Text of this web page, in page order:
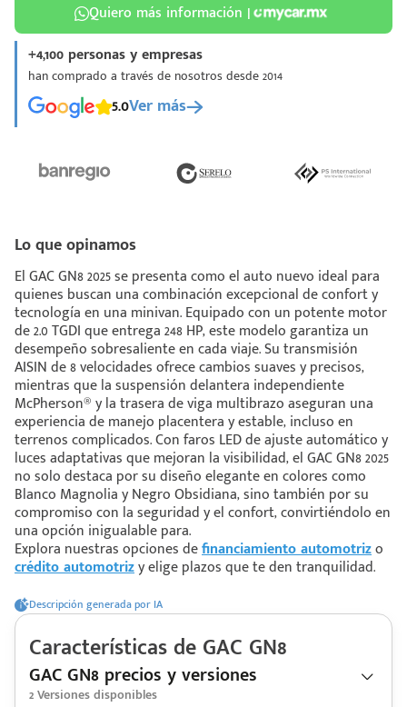
Lo que opinamos
El GAC GN8 2025 se presenta como el auto nuevo ideal para
quienes buscan una combinación excepcional de confort y
tecnología en una minivan. Equipado con un potente motor
de 2.0 TGDI que entrega 248 HP, este modelo garantiza un
desempeño sobresaliente en cada viaje. Su transmisión
AISIN de 8 velocidades ofrece cambios suaves y precisos,
mientras que la suspensión delantera independiente
McPherson® y la trasera de viga multibrazo aseguran una
experiencia de manejo placentera y estable, incluso en
terrenos complicados. Con faros LED de ajuste automático y
luces adaptativas que mejoran la visibilidad, el GAC GN8 2025
no solo destaca por su diseño elegante en colores como
Blanco Magnolia y Negro Obsidiana, sino también por su
compromiso con la seguridad y el confort, convirtiéndolo en
una opción inigualable para.
Explora nuestras opciones definanciamiento automotrizo
crédito automotrizy elige plazos que te den tranquilidad.
Descripción generada por IA
Características de GAC GN8
GAC GN8 precios y versiones
2Versiones disponibles
Quiero más información |
+4,100 personas y empresas
han comprado a través de nosotros desde 2014
5.0Ver más
¡Espera!
enviar tu cotización
conozcas nuestro
asesor te guiará
para que
la mejor desición.
más
estoy viendo 😀